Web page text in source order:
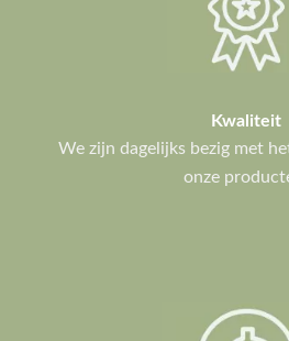
We zijn dagelijks bezig met
onze